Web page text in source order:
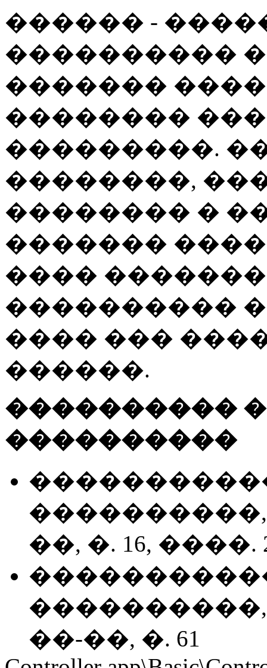
������ -
����������
�������
��������
���������.
��������,
�������� �
�������
����
����������
���� ���
������.
����������
����������
��, �. 16, ����.
��-��, �. 61